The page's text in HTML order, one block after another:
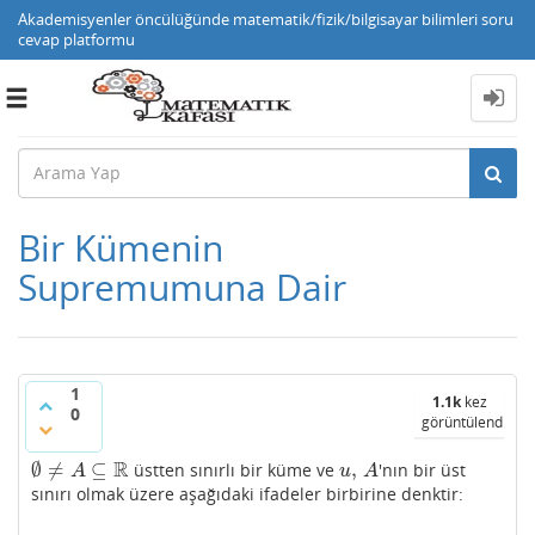
Akademisyenler öncülüğünde matematik/fizik/bilgisayar bilimleri soru
cevap platformu
Toggle
Bir Kümenin
Supremumuna Dair
1
0
1.1kkez
görüntülendi
∅ ≠ A ⊆ R
∅ ≠A ⊆R üstten sınırlı bir küme veu,
u, A
A 'nın bir üst
sınırı olmak üzere aşağıdaki ifadeler birbirine denktir: